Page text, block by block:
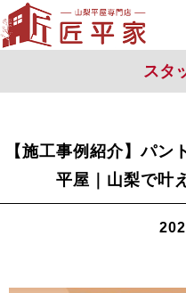
スタ
【施工事例紹介】パン
平屋｜山梨で叶